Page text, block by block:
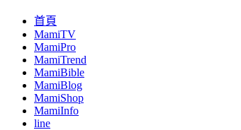
首頁
MamiTV
MamiPro
MamiTrend
MamiBible
MamiBlog
MamiShop
MamiInfo
line